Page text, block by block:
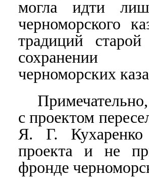
могла идти
черноморского
традиций
сохранении
черноморских
с проектом
Я. Г. Кухаренко
проекта и не
фронде